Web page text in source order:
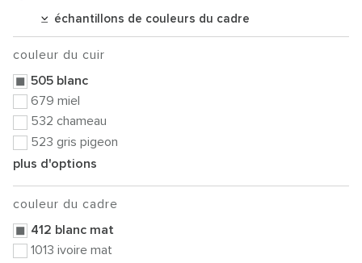
échantillons de couleurs du cadre
couleur du cuir
505 blanc
679 miel
532 chameau
523 gris pigeon
plus d'options
couleur du cadre
412 blanc mat
1013 ivoire mat